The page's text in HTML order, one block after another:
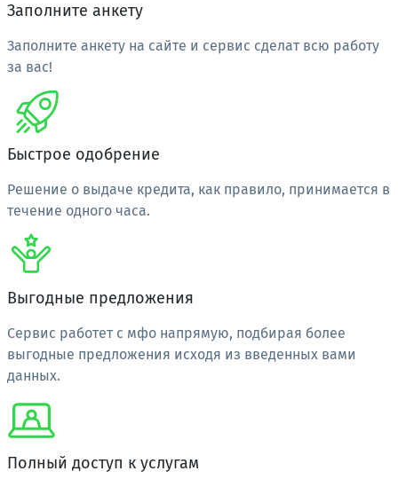
Заполните анкету
Заполните анкету на сайте и сервис сделат всю работу
за вас!
Быстрое одобрение
Решение о выдаче кредита, как правило, принимается в
течение одного часа.
Выгодные предложения
Сервис работет с мфо напрямую, подбирая более
выгодные предложения исходя из введенных вами
данных.
Полный доступ к услугам